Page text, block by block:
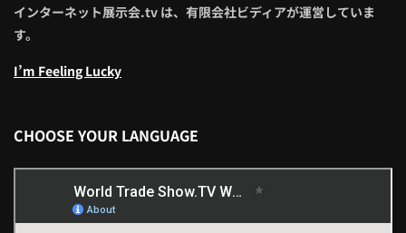
インターネット展示会.tv は、有限会社ビディアが運営していま
す。
I’m Feeling Lucky
CHOOSE YOUR LANGUAGE